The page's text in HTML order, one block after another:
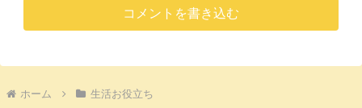
コメントを書き込む
ホーム 生活お役立ち